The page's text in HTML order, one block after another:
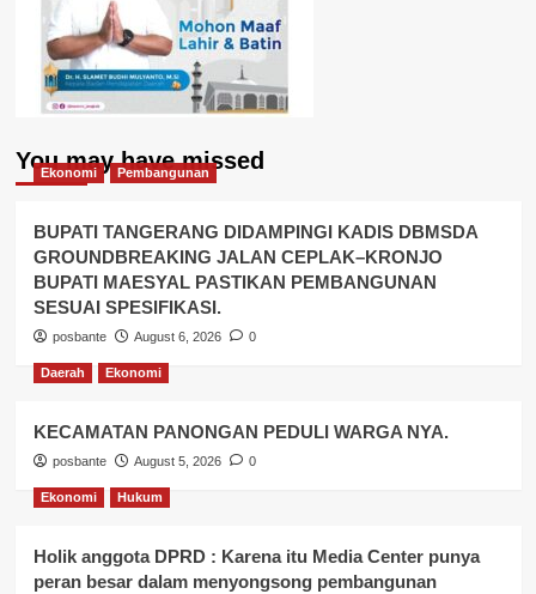
You may have missed
Ekonomi Pembangunan
BUPATI TANGERANG DIDAMPINGI KADIS DBMSDA
GROUNDBREAKING JALAN CEPLAK–KRONJO
BUPATI MAESYAL PASTIKAN PEMBANGUNAN
SESUAI SPESIFIKASI.
posbante August 6, 2026 0
Daerah Ekonomi
KECAMATAN PANONGAN PEDULI WARGA NYA.
posbante August 5, 2026 0
Ekonomi Hukum
Holik anggota DPRD : Karena itu Media Center punya
peran besar dalam menyongsong pembangunan